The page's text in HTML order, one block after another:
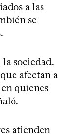
a las
se
la sociedad.
afectan a
quienes
atienden